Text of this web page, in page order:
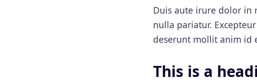
Duis aute irure dolor
nulla pariatur.
deserunt mollit anim id
This is a